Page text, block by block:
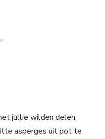
jullie wilden delen,
asperges uit pot te